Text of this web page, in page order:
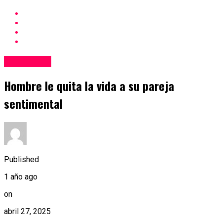
Hombre le quita la vida a su pareja
sentimental
Published
1 año ago
on
abril 27, 2025